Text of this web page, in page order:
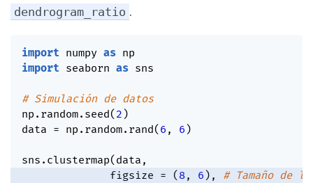
dendrogram_ratio .
import numpy as
import seaborn as sns
# Simulación de datos
np . random. seed( 2 )
data = np . random. rand( 6 , 6 )
sns . clustermap( data ,
              figsize
= ( 8, 6 ) ,
# Tamaño de